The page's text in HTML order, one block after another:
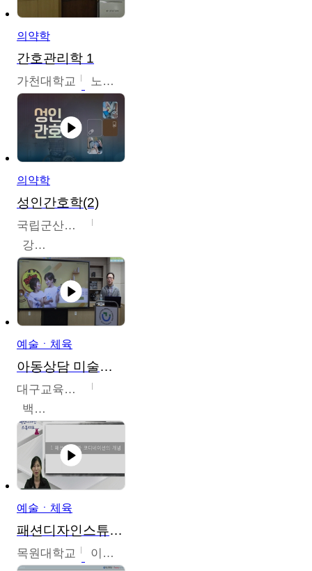
의약학
간호관리학 1
가천대학교 노원정
의약학
성인간호학(2)
국립군산대학교
강경아
예술ㆍ체육
아동상담 미술치료
대구교육대학교
백중열
예술ㆍ체육
패션디자인스튜디오
목원대학교 이건희